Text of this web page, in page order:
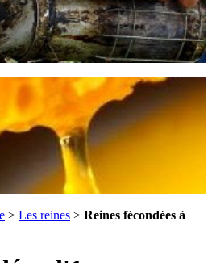
> Les reines > Reines fécondées à